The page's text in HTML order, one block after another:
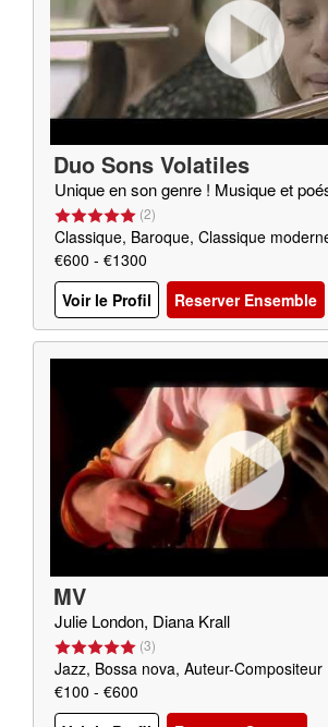
Duo Sons Volatiles
Unique en son genre ! Musique et
(2)
Classique, Baroque, Classique
€600 - €1300
Voir le Profil
Reserver Ensemble
MV
Julie London, Diana Krall
(3)
Jazz, Bossa nova, Auteur-Compositeur
€100 - €600